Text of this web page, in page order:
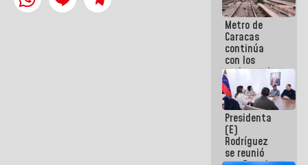
Metro de
Caracas
continúa
con los
trabajos de
mantenimiento
e inspección
en la Línea 2
Presidenta
(E)
Rodríguez
se reunió